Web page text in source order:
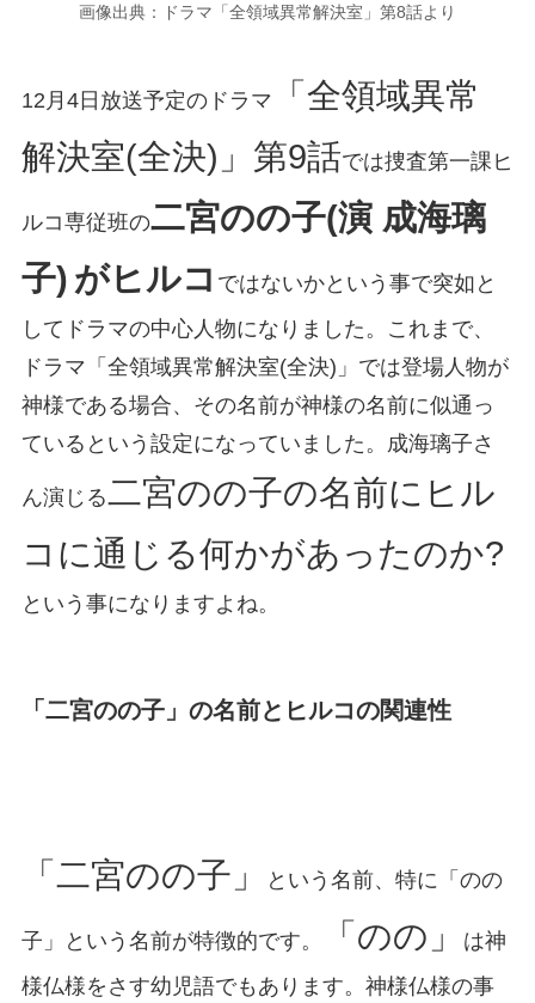
画像出典：ドラマ「全領域異常解決室」第8話より
12月4日放送予定のドラマ
「全領域異常
解決室(全決)」第9話では捜査第一課ヒ
ルコ専従班の二宮のの子(演 成海璃
子) がヒルコ ではないかという事で突如と
してドラマの中心人物になりました。これまで、
ドラマ「全領域異常解決室(全決)」では登場人物が
神様である場合、その名前が神様の名前に似通っ
ているという設定になっていました。成海璃子さ
ん演じる二宮のの子の名前にヒル
コに通じる何かがあったのか?
という事になりますよね。
「二宮のの子」の名前とヒルコの関連性
「二宮のの子」 という名前、特に「のの
子」という名前が特徴的です。 「のの」
は神
様仏様をさす幼児語でもあります。神様仏様の事